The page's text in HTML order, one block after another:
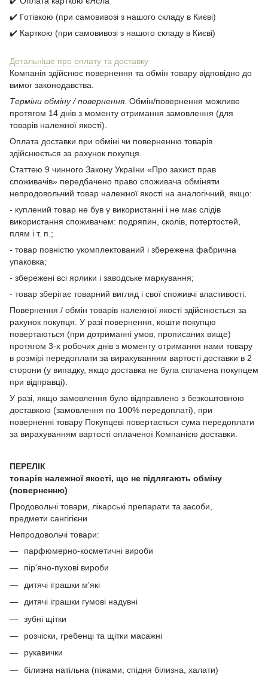
✔️ Готівкою (при самовивозі з нашого складу в Києві)
✔️ Карткою (при самовивозі з нашого складу в Києві)
Детальніше про оплату та доставку
Компанія здійснює повернення та обмін товару відповідно до
вимог законодавства.
Терміни обміну / повернення. Обмін/повернення можливе
протягом 14 днів з моменту отримання замовлення (для
товарів належної якості).
Оплата доставки при обміні чи поверненню товарів
здійснюється за рахунок покупця.
Статтею 9 чинного Закону України «Про захист прав
споживачів» передбачено право споживача обміняти
непродовольчий товар належної якості на аналогічний, якщо:
- куплений товар не був у використанні і не має слідів
використання споживачем: подряпин, сколів, потертостей,
плям і т. п.;
- товар повністю укомплектований і збережена фабрична
упаковка;
- збережені всі ярлики і заводське маркування;
- товар зберігає товарний вигляд і свої споживчі властивості.
Повернення / обмін товарів належної якості здійснюється за
рахунок покупця. У разі повернення, кошти покупцю
повертаються (при дотриманні умов, прописаних вище)
протягом 3-х робочих днів з моменту отримання нами товару
в розмірі передоплати за вирахуванням вартості доставки в 2
сторони (у випадку, якщо доставка не була сплачена покупцем
при відправці).
У разі, якщо замовлення було відправлено з безкоштовною
доставкою (замовлення по 100% передоплаті), при
поверненні товару Покупцеві повертається сума передоплати
за вирахуванням вартості оплаченої Компанією доставки.
ПЕРЕЛІК
товарів належної якості, що не підлягають обміну
(поверненню)
Продовольчі товари, лікарські препарати та засоби,
предмети сангігієни
Непродовольчі товари:
парфюмерно-косметичні вироби
пір'яно-пухові вироби
дитячі іграшки м'які
дитячі іграшки гумові надувні
зубні щітки
розчіски, гребенці та щітки масажні
рукавички
білизна натільна (піжами, спідня білизна, халати)